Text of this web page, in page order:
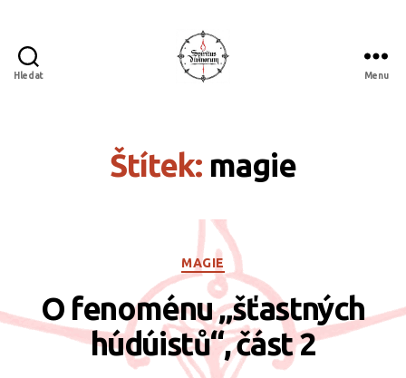
Hledat Menu
Štítek: magie
Rubriky
MAGIE
O fenoménu „šťastných
húdúistů“, část 2